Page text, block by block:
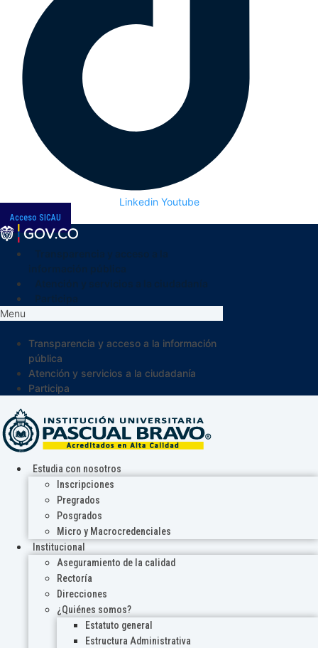
Linkedin Youtube
Acceso SICAU
Menu
Transparencia y acceso a la información
pública
Atención y servicios a la ciudadanía
Participa
Estudia con nosotros
Inscripciones
Pregrados
Posgrados
Micro y Macrocredenciales
Institucional
Aseguramiento de la calidad
Rectoría
Direcciones
¿Quiénes somos?
Estatuto general
Estructura Administrativa